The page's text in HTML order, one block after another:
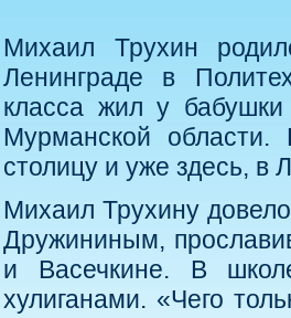
Михаил Трухин
Ленинграде в
класса жил у
Мурманской
столицу и уже здесь, в
Михаил Трухину
Дружининым,
и Васечкине. В
хулиганами. «Чего